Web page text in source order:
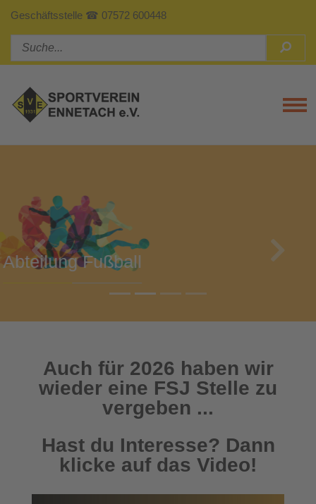
Geschäftsstelle ☎ 07572 600448
Abteilung Turnen
Previous
Auch für 2026 haben wir
wieder eine FSJ Stelle zu
vergeben ...
Hast du Interesse? Dann
klicke auf das Video!